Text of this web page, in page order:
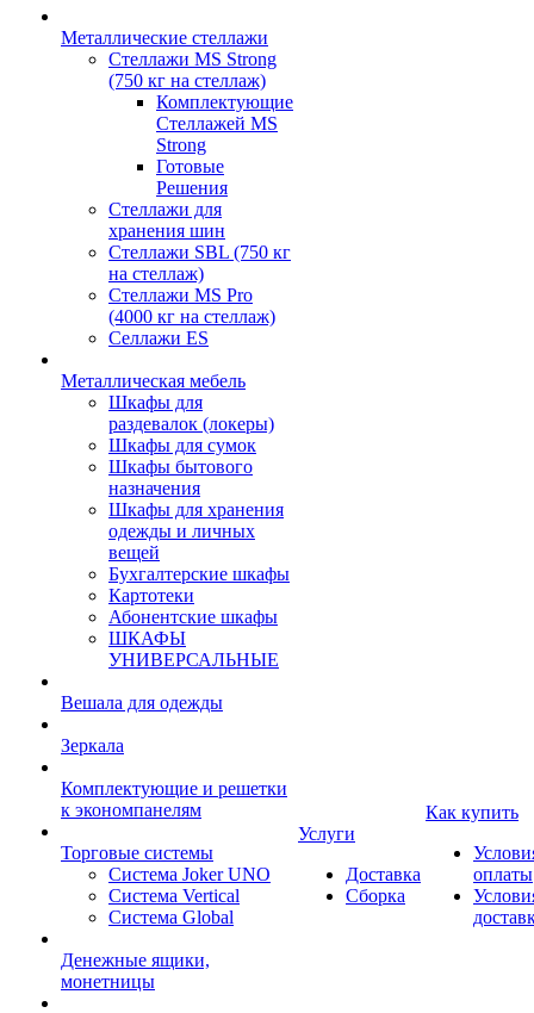
Металлические стеллажи
Стеллажи MS Strong
(750 кг на стеллаж)
Комплектующие
Стеллажей MS
Strong
Готовые
Решения
Стеллажи для
хранения шин
Стеллажи SBL (750 кг
на стеллаж)
Стеллажи MS Pro
(4000 кг на стеллаж)
Селлажи ES
Металлическая мебель
Шкафы для
раздевалок (локеры)
Шкафы для сумок
Шкафы бытового
назначения
Шкафы для хранения
одежды и личных
вещей
Бухгалтерские шкафы
Картотеки
Абонентские шкафы
ШКАФЫ
УНИВЕРСАЛЬНЫЕ
Вешала для одежды
Зеркала
Комплектующие и решетки
к экономпанелям
Торговые системы
Система Joker UNO
Система Vertical
Система Global
Денежные ящики,
монетницы
Услуги
Доставка
Сборка
Как купить
оплаты